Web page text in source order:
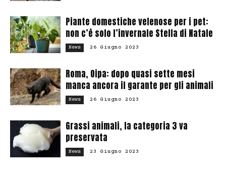
Piante domestiche velenose per i pet:
non c’è solo l’invernale Stella di Natale
News 26 Giugno 2023
Roma, Oipa: dopo quasi sette mesi
manca ancora il garante per gli animali
News 26 Giugno 2023
Grassi animali, la categoria 3 va
preservata
News 23 Giugno 2023